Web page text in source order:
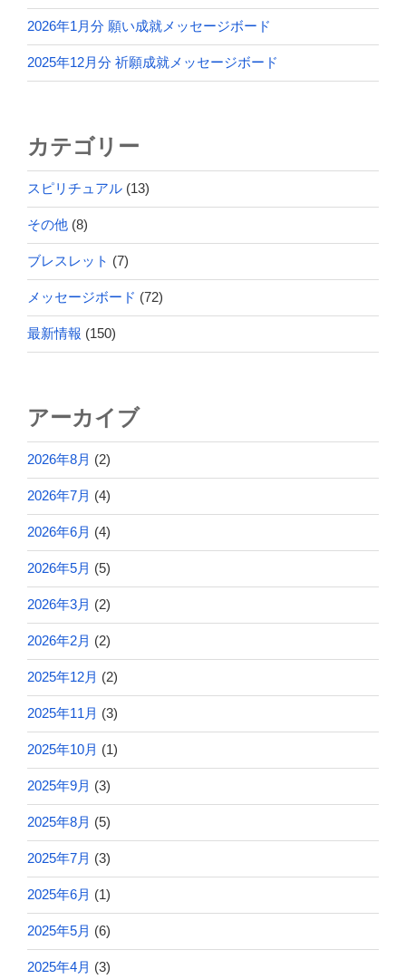
2026年1月分 願い成就メッセージボード
2025年12月分 祈願成就メッセージボード
カテゴリー
スピリチュアル (13)
その他 (8)
ブレスレット (7)
メッセージボード (72)
最新情報 (150)
アーカイブ
2026年8月 (2)
2026年7月 (4)
2026年6月 (4)
2026年5月 (5)
2026年3月 (2)
2026年2月 (2)
2025年12月 (2)
2025年11月 (3)
2025年10月 (1)
2025年9月 (3)
2025年8月 (5)
2025年7月 (3)
2025年6月 (1)
2025年5月 (6)
2025年4月 (3)